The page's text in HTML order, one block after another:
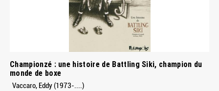
Championzé : une histoire de Battling Siki, champion du
monde de boxe
Vaccaro, Eddy (1973-....)